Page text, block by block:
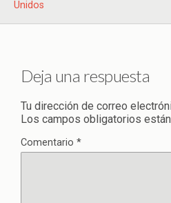
Unidos
Deja una respuesta
Tu dirección de correo
Los campos obligatorios
Comentario *